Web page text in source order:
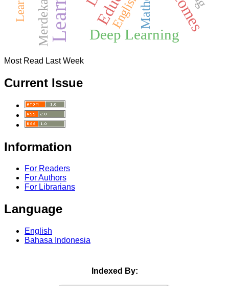
Deep Learning
English
Most Read Last Week
Current Issue
Information
For Readers
For Authors
For Librarians
Language
English
Bahasa Indonesia
Indexed By: